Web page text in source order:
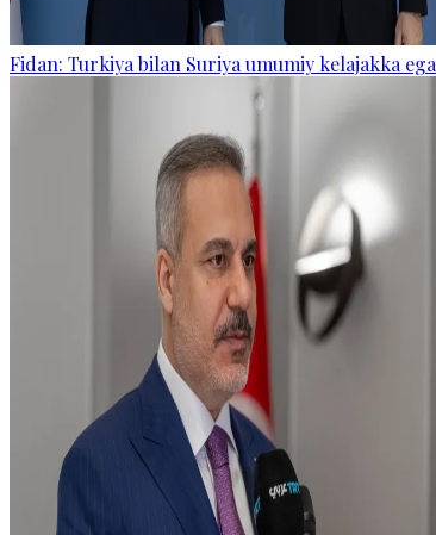
Fidan: Turkiya bilan Suriya umumiy kelajakka ega